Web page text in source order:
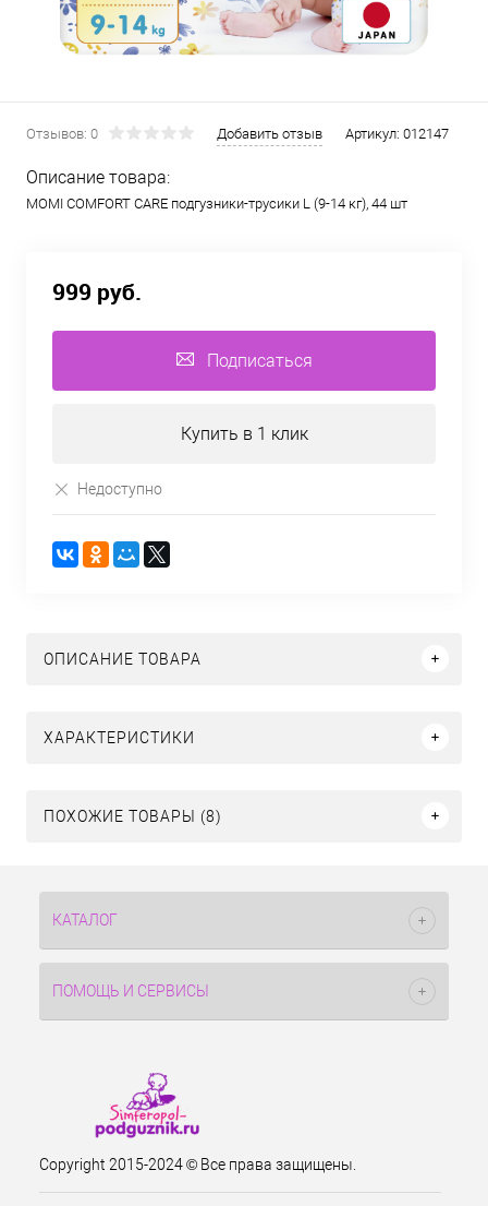
Отзывов: 0 Добавить отзыв Артикул: 012147
Описание товара:
MOMI COMFORT CARE подгузники-трусики L (9-14 кг), 44 шт
999 руб.
Подписаться
Купить в 1 клик
Недоступно
ОПИСАНИЕ ТОВАРА
ХАРАКТЕРИСТИКИ
ПОХОЖИЕ ТОВАРЫ (8)
КАТАЛОГ
ПОМОЩЬ И СЕРВИСЫ
Copyright 2015-2024 © Все права защищены.